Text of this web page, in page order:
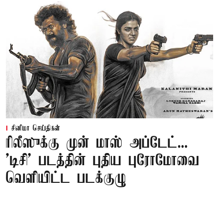
சினிமா செய்திகள்
ரிலீஸுக்கு முன் மாஸ் அப்டேட்...
'டிசி' படத்தின் புதிய புரோமோவை
வெளியிட்ட படக்குழு